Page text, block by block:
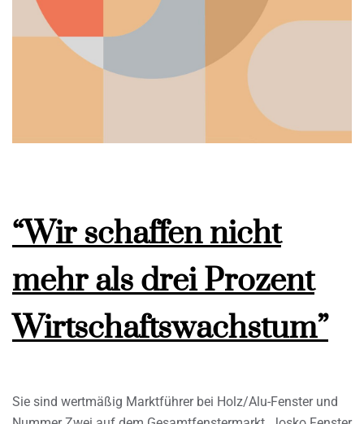
“Wir schaffen nicht
mehr als drei Prozent
Wirtschaftswachstum”
Sie sind wertmäßig Marktführer bei Holz/Alu-Fenster und